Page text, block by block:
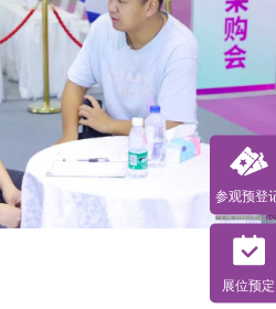
参观预登
展位预定